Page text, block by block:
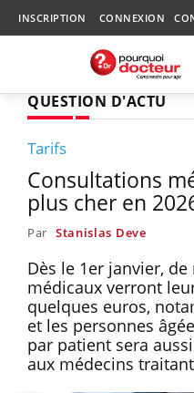
INSCRIPTION CONNEXION
QUESTION D'ACTU
Tarifs
Consultations
plus cher en
Par Stanislas Deve
Dès le 1er janvier,
médicaux verront
quelques euros,
et les personnes
par patient sera
aux médecins